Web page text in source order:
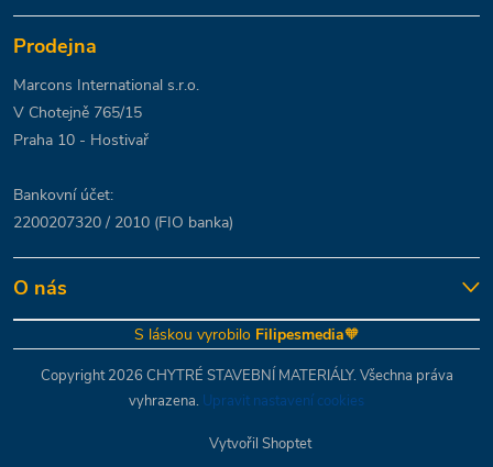
Prodejna
Marcons International s.r.o.
V Chotejně 765/15
Praha 10 - Hostivař
Bankovní účet:
2200207320 / 2010 (FIO banka)
O nás
S láskou vyrobilo Filipesmedia🧡
Vytvořil Shoptet
Copyright 2026 CHYTRÉ STAVEBNÍ MATERIÁLY. Všechna práva
vyhrazena. Upravit nastavení cookies